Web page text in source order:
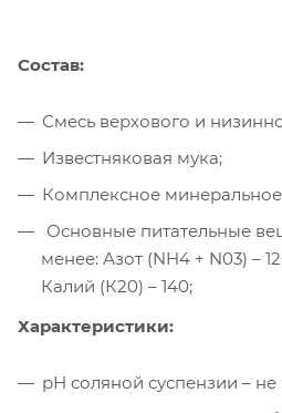
Состав:
Смесь верхового и
Известняковая мука;
Комплексное
менее: Азот (NH4 + N03) –
Калий (К20) – 140;
Характеристики:
рН соляной суспензии – не